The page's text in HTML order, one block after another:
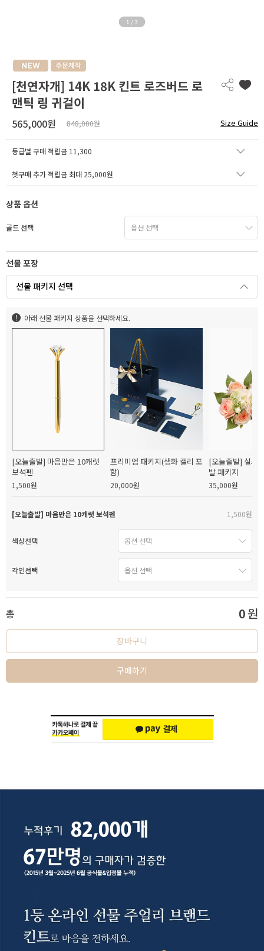
1 / 3
[천연자개] 14K 18K 킨트 로즈버드 로
맨틱 링 귀걸이
565,000원 848,000원 Size Guide
등급별 구매 적립금 11,300
첫구매 추가 적립금 최대 25,000원
상품 옵션
골드 선택
선물 포장
선물 패키지 선택
아래 선물 패키지 상품을 선택하세요.
[오늘출발] 마음만은 10캐럿
보석펜
1,500원
프리미엄 패키지(생화 캘리 포
함)
20,000원
[오늘출발] 실크
발 패키지
35,000원
[오늘출발] 마음만은 10캐럿 보석펜 1,500원
색상선택
각인선택
총 0원
장바구니
구매하기